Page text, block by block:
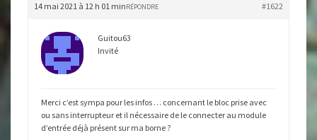
14 mai 2021 à 12 h 01 min #1622
RÉPONDRE
Guitou63
Invité
Merci c’est sympa pour les infos … concernant le bloc prise avec
ou sans interrupteur et il nécessaire de le connecter au module
d’entrée déjà présent sur ma borne ?